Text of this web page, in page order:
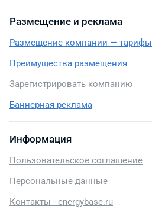
Размещение и реклама
Размещение компании — тарифы
Преимущества размещения
Зарегистрировать компанию
Баннерная реклама
Информация
Пользовательское соглашение
Персональные данные
Контакты - energybase.ru